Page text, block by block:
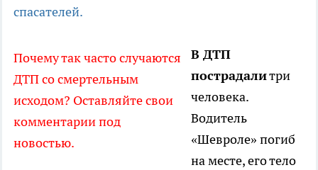
спасателей.
Почему так часто случаются
ДТП со смертельным
исходом? Оставляйте свои
комментарии под
новостью.
В ДТП
пострадалитри
человека.
Водитель
«Шевроле» погиб
на месте, его тело